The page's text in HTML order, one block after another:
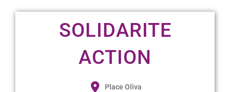
SOLIDARITE
ACTION
Place Oliva